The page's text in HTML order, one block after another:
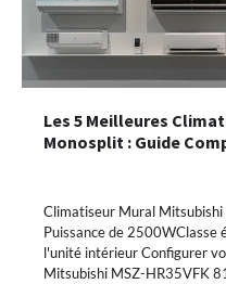
Les 5 Meilleures
Monosplit : Guide
Climatiseur Mural
Puissance de
l'unité intérieur Configurer
Mitsubishi MSZ-HR35VFK